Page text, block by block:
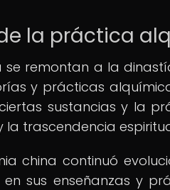
la práctica
remontan a la
y prácticas
sustancias y la
trascendencia
china continuó
sus enseñanzas y